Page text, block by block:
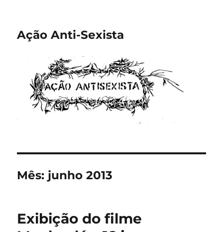
Ação Anti-Sexista
Mês: junho 2013
Exibição do filme